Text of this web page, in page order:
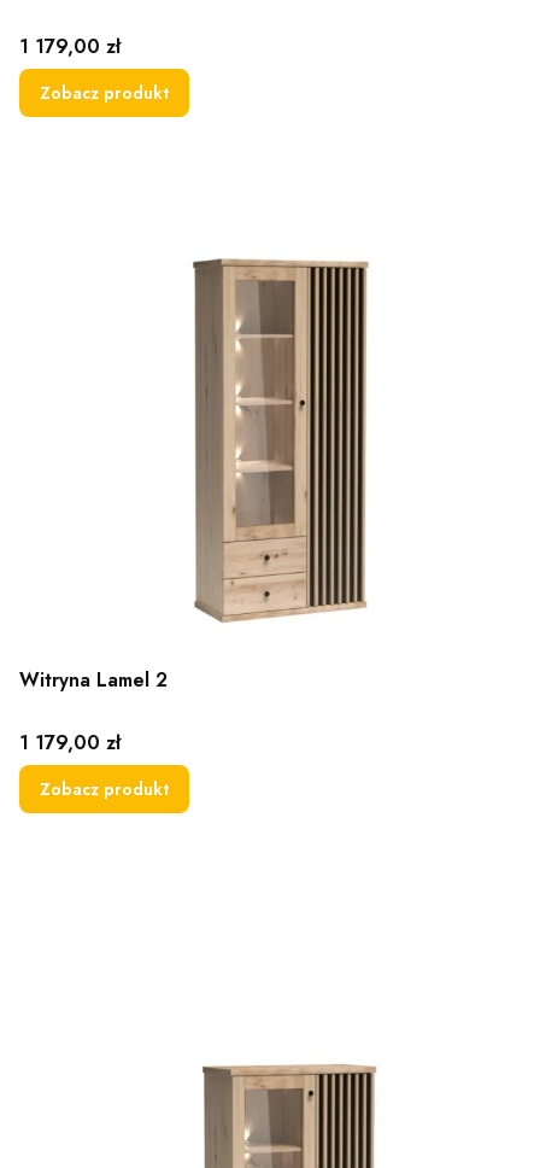
Cena
1 179,00 zł
Zobacz produkt
Witryna Lamel 2
Cena
1 179,00 zł
Zobacz produkt